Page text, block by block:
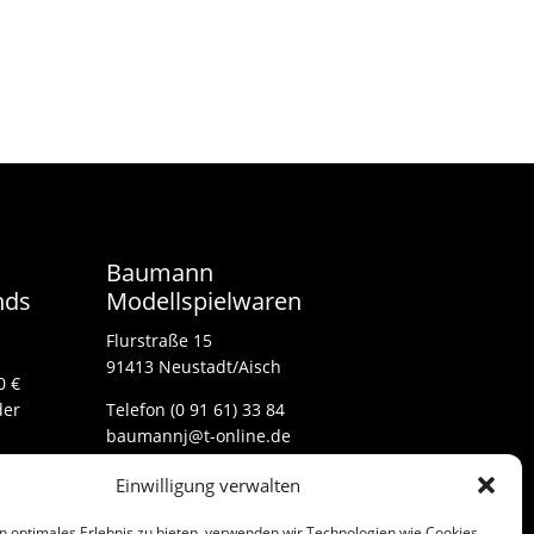
Einwilligung verwalten
€
Baumann
Modellspielwaren
Flurstraße 15
91413 Neustadt/Aisch
Telefon (0 91 61) 33 84
baumannj@t-online.de
Kontakt